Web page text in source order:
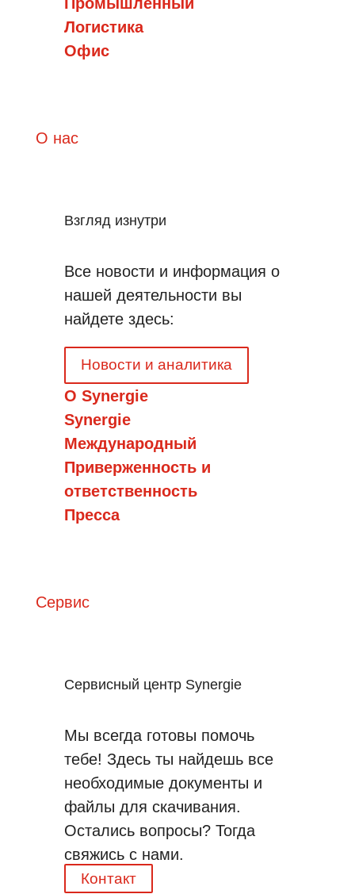
Логистика
Офис
О нас
Взгляд изнутри
Все новости и информация о
нашей деятельности вы
найдете здесь:
Новости и аналитика
О Synergie
Synergie
Международный
Приверженность и
ответственность
Пресса
Сервис
Сервисный центр Synergie
Мы всегда готовы помочь
тебе! Здесь ты найдешь все
необходимые документы и
файлы для скачивания.
Остались вопросы? Тогда
свяжись с нами.
Контакт